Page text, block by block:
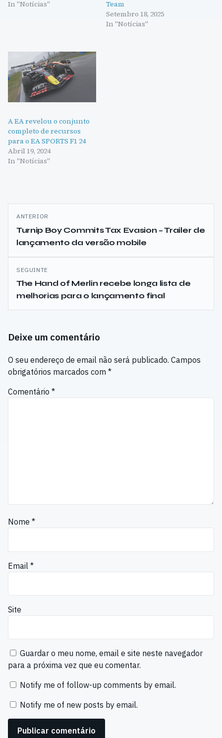
In "Notícias"
Team
Setembro 18, 2025
In "Notícias"
A EA revelou o conjunto
completo de recursos
para o EA SPORTS F1 24
Abril 19, 2024
In "Notícias"
Navegação
de
artigos
ANTERIOR
Turnip Boy Commits Tax Evasion – Trailer de
lançamento da versão mobile
SEGUINTE
The Hand of Merlin recebe longa lista de
melhorias para o lançamento final
Deixe um comentário
O seu endereço de email não será publicado. Campos
obrigatórios marcados com *
Comentário *
Nome *
Email *
Site
Guardar o meu nome, email e site neste navegador
para a próxima vez que eu comentar.
Notify me of follow-up comments by email.
Notify me of new posts by email.